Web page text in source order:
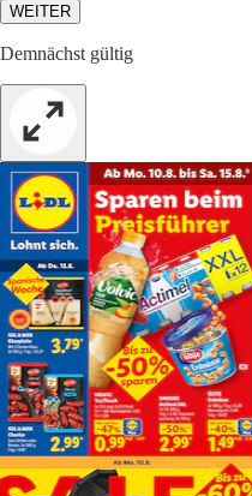
WEITER
Demnächst gültig